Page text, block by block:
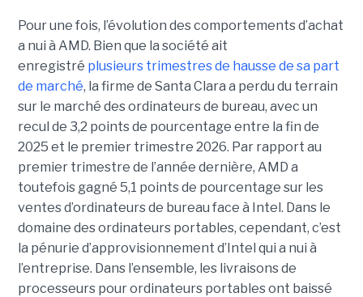
Pour une fois, l’évolution des comportements d’achat
a nui à AMD. Bien que la société ait
enregistré plusieurs trimestres de hausse de sa part
de marché, la firme de Santa Clara a perdu du terrain
sur le marché des ordinateurs de bureau, avec un
recul de 3,2 points de pourcentage entre la fin de
2025 et le premier trimestre 2026. Par rapport au
premier trimestre de l’année dernière, AMD a
toutefois gagné 5,1 points de pourcentage sur les
ventes d’ordinateurs de bureau face à Intel. Dans le
domaine des ordinateurs portables, cependant, c’est
la pénurie d’approvisionnement d’Intel qui a nui à
l’entreprise. Dans l’ensemble, les livraisons de
processeurs pour ordinateurs portables ont baissé